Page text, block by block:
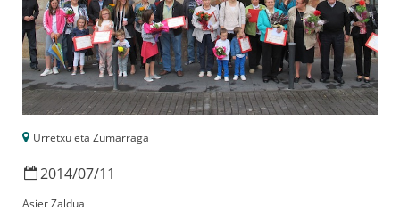
Urretxu eta Zumarraga
2014/07/11
Asier Zaldua